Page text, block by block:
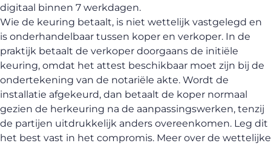
digitaal binnen 7 werkdagen.
Wie de keuring betaalt, is niet wettelijk vastgelegd en
is onderhandelbaar tussen koper en verkoper. In de
praktijk betaalt de verkoper doorgaans de initiële
keuring, omdat het attest beschikbaar moet zijn bij de
ondertekening van de notariële akte. Wordt de
installatie afgekeurd, dan betaalt de koper normaal
gezien de herkeuring na de aanpassingswerken, tenzij
de partijen uitdrukkelijk anders overeenkomen. Leg dit
het best vast in het compromis. Meer over de wettelijke